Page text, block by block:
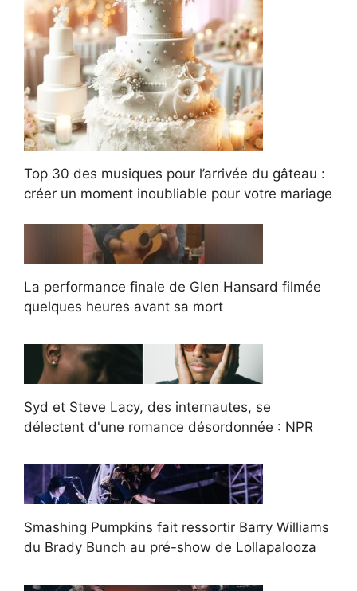
Top 30 des musiques pour l’arrivée du gâteau :
créer un moment inoubliable pour votre mariage
La performance finale de Glen Hansard filmée
quelques heures avant sa mort
Syd et Steve Lacy, des internautes, se
délectent d'une romance désordonnée : NPR
Smashing Pumpkins fait ressortir Barry Williams
du Brady Bunch au pré-show de Lollapalooza